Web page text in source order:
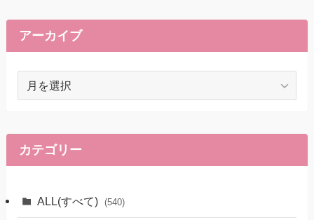
アーカイブ
イ
ブ
カテゴリー
ALL(すべて) (540)